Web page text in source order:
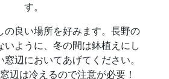
す。
の良い場所を好みます。長野の
いように、冬の間は鉢植えにし
辺においてあげてください。
辺は冷えるので注意が必要！